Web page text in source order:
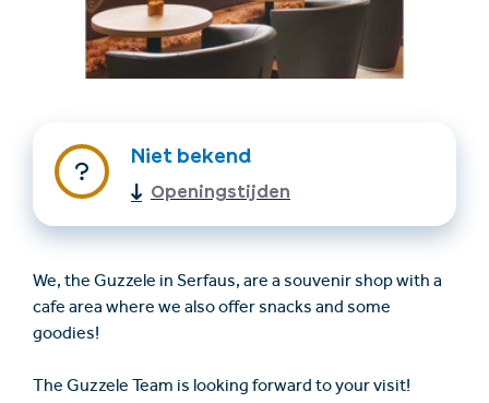
+43/5476/6239
Niet bekend
Openingstijden
We, the Guzzele in Serfaus, are a souvenir shop with a
cafe area where we also offer snacks and some
goodies!
The Guzzele Team is looking forward to your visit!